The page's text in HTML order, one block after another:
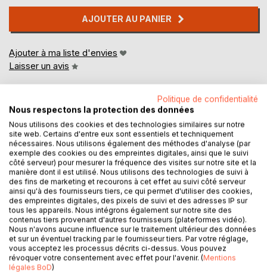
AJOUTER AU PANIER
Ajouter à ma liste d'envies
Laisser un avis
DESCRIPTION
Dans les Couronnes d'amour au Sacré-Coeur, publiées en
1905, le Père Léon Dehon montre comment il conçoit la
dévotion au Sacré-Coeur de Jésus.
AUTEUR(S)
Politique de confidentialité
Nous respectons la protection des données
Nous utilisons des cookies et des technologies similaires sur notre
site web. Certains d'entre eux sont essentiels et techniquement
nécessaires. Nous utilisons également des méthodes d'analyse (par
exemple des cookies ou des empreintes digitales, ainsi que le suivi
côté serveur) pour mesurer la fréquence des visites sur notre site et la
manière dont il est utilisé. Nous utilisons des technologies de suivi à
des fins de marketing et recourons à cet effet au suivi côté serveur
ainsi qu'à des fournisseurs tiers, ce qui permet d'utiliser des cookies,
des empreintes digitales, des pixels de suivi et des adresses IP sur
tous les appareils. Nous intégrons également sur notre site des
contenus tiers provenant d'autres fournisseurs (plateformes vidéo).
Nous n'avons aucune influence sur le traitement ultérieur des données
et sur un éventuel tracking par le fournisseur tiers. Par votre réglage,
vous acceptez les processus décrits ci-dessus. Vous pouvez
révoquer votre consentement avec effet pour l'avenir. (Mentions
légales BoD)